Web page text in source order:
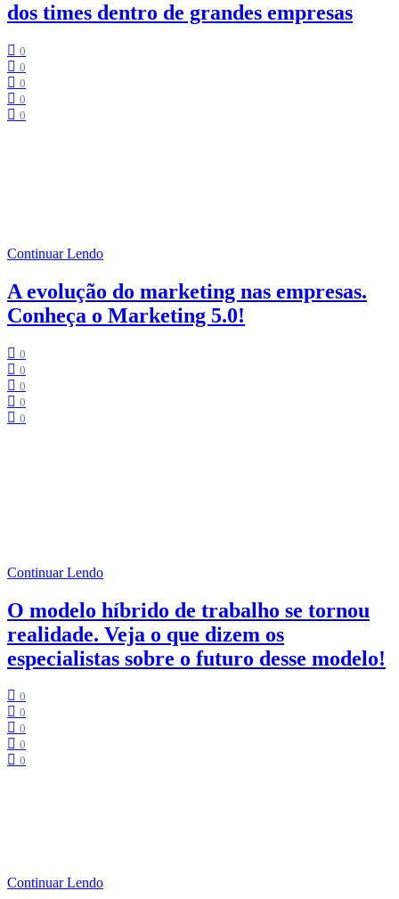
dos times dentro de grandes empresas
0
0
0
0
0
Continuar Lendo
A evolução do marketing nas empresas.
Conheça o Marketing 5.0!
0
0
0
0
0
Continuar Lendo
O modelo híbrido de trabalho se tornou
realidade. Veja o que dizem os
especialistas sobre o futuro desse modelo!
0
0
0
0
0
Continuar Lendo